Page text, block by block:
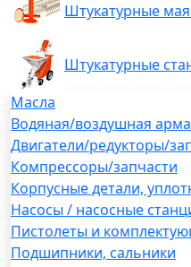
Штукатурные
Штукатурные
Масла
Водяная/воздушная
Двигатели/редукторы/
Компрессоры/запчасти
Корпусные детали,
Насосы / насосные
Пистолеты и
Подшипники, сальники